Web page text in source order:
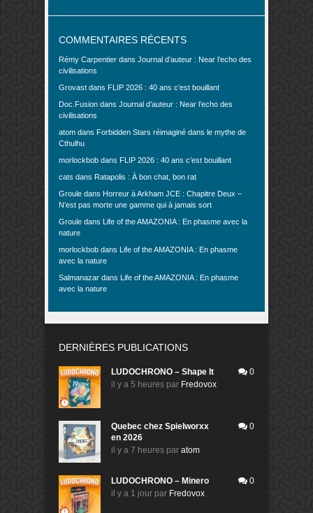
COMMENTAIRES RÉCENTS
Rémy Carpentier dans Journal d’auteur : Near l’echo des
civilisations
Grovast dans FLIP 2026 : 40 ans c’est bouillant
Doc.Fusion dans Journal d’auteur : Near l’echo des
civilisations
atom dans Forbidden Stars réimaginé dans le mythe de
Cthulhu
morlockbob dans FLIP 2026 : 40 ans c’est bouillant
cats dans Ratapolis : À bon chat, bon rat
Groule dans Horreur à Arkham JCE : Chapitre Deux –
N’est pas morte une gamme qui à jamais sort
Groule dans
Life of the AMAZONIA : En phasme avec la
nature
morlockbob dans
Life of the AMAZONIA : En phasme
avec la nature
Salmanazar dans
Life of the AMAZONIA : En phasme
avec la nature
DERNIÈRES PUBLICATIONS
LUDOCHRONO – Shape It
il y a 5 heures par Fredovox
0
Quebec chez Spielworxx
en 2026
il y a 7 heures par atom
0
LUDOCHRONO – Minero
il y a 1 jour par Fredovox
0